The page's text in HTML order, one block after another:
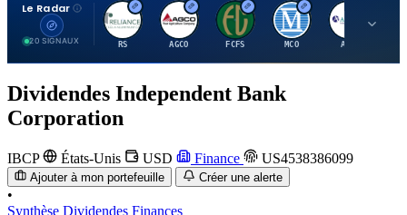
Le Radar
20 SIGNAUX
R
RS
A
AGCO
F
FCFS
M
MCO
A
AIT
Dividendes Independent Bank
Corporation
IBCP États-Unis USD Finance US4538386099
Ajouter à mon portefeuille Créer une alerte
•
Synthèse Dividendes Finances